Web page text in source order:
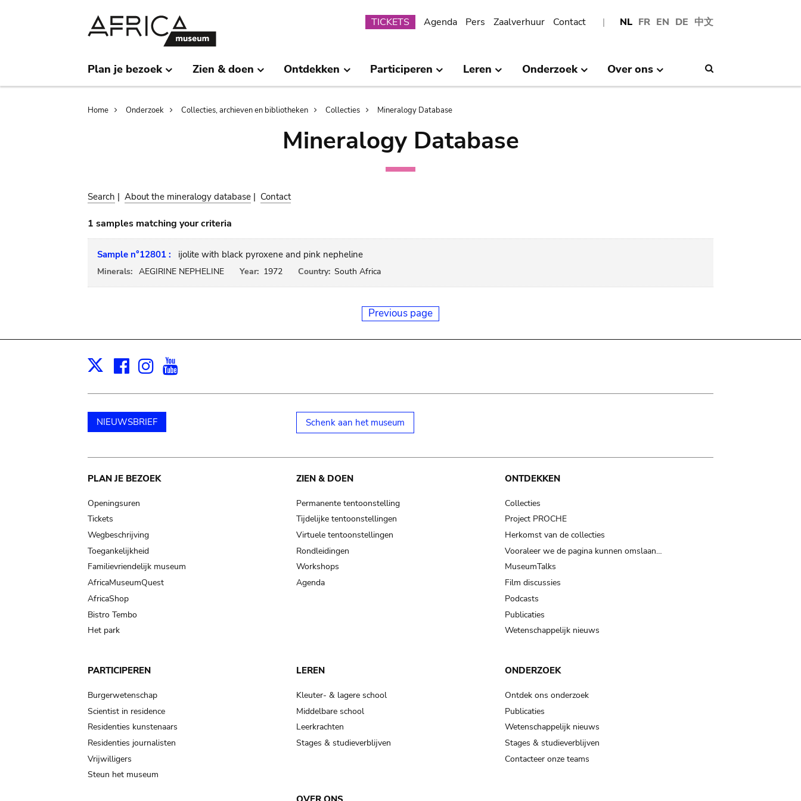
NL FR EN DE 中文
Submenu
TICKETS Agenda Pers Zaalverhuur Contact
Plan je bezoek Zien & doen Ontdekken Participeren Leren Onderzoek Over ons
Breadcrumb
Home Onderzoek Collecties, archieven en bibliotheken Collecties Mineralogy Database
Mineralogy Database
Search | About the mineralogy database | Contact
1 samples matching your criteria
Sample n°12801 : ijolite with black pyroxene and pink nepheline
Minerals: AEGIRINE NEPHELINE Year: 1972 Country: South Africa
Previous page
X Facebook
Instagram
NIEUWSBRIEF Schenk aan het museum
Main
navigation
PLAN JE BEZOEK
Openingsuren
Tickets
Wegbeschrijving
Toegankelijkheid
Familievriendelijk museum
AfricaMuseumQuest
AfricaShop
Bistro Tembo
Het park
ZIEN & DOEN
Permanente tentoonstelling
Tijdelijke tentoonstellingen
Virtuele tentoonstellingen
Rondleidingen
Workshops
Agenda
ONTDEKKEN
Collecties
Project PROCHE
Herkomst van de collecties
Vooraleer we de pagina kunnen omslaan…
MuseumTalks
Film discussies
Podcasts
Publicaties
Wetenschappelijk nieuws
PARTICIPEREN
Burgerwetenschap
Scientist in residence
Residenties kunstenaars
Residenties journalisten
Vrijwilligers
Steun het museum
LEREN
Kleuter- & lagere school
Middelbare school
Leerkrachten
Stages & studieverblijven
ONDERZOEK
Ontdek ons onderzoek
Publicaties
Wetenschappelijk nieuws
Stages & studieverblijven
Contacteer onze teams